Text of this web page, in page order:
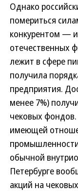
Однако
помериться
конкурентом —
отечественных
лежит в сфере
получила
предприятия.
менее 7%)
чековых
имеющей
обычной
Петербурге
акций на